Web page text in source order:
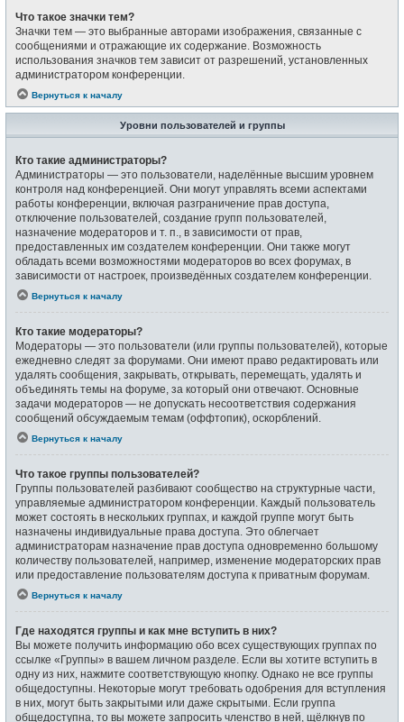
Что такое значки тем?
Значки тем — это выбранные авторами изображения, связанные с
сообщениями и отражающие их содержание. Возможность
использования значков тем зависит от разрешений, установленных
администратором конференции.
Вернуться к началу
Уровни пользователей и группы
Кто такие администраторы?
Администраторы — это пользователи, наделённые высшим уровнем
контроля над конференцией. Они могут управлять всеми аспектами
работы конференции, включая разграничение прав доступа,
отключение пользователей, создание групп пользователей,
назначение модераторов и т. п., в зависимости от прав,
предоставленных им создателем конференции. Они также могут
обладать всеми возможностями модераторов во всех форумах, в
зависимости от настроек, произведённых создателем конференции.
Вернуться к началу
Кто такие модераторы?
Модераторы — это пользователи (или группы пользователей), которые
ежедневно следят за форумами. Они имеют право редактировать или
удалять сообщения, закрывать, открывать, перемещать, удалять и
объединять темы на форуме, за который они отвечают. Основные
задачи модераторов — не допускать несоответствия содержания
сообщений обсуждаемым темам (оффтопик), оскорблений.
Вернуться к началу
Что такое группы пользователей?
Группы пользователей разбивают сообщество на структурные части,
управляемые администратором конференции. Каждый пользователь
может состоять в нескольких группах, и каждой группе могут быть
назначены индивидуальные права доступа. Это облегчает
администраторам назначение прав доступа одновременно большому
количеству пользователей, например, изменение модераторских прав
или предоставление пользователям доступа к приватным форумам.
Вернуться к началу
Где находятся группы и как мне вступить в них?
Вы можете получить информацию обо всех существующих группах по
ссылке «Группы» в вашем личном разделе. Если вы хотите вступить в
одну из них, нажмите соответствующую кнопку. Однако не все группы
общедоступны. Некоторые могут требовать одобрения для вступления
в них, могут быть закрытыми или даже скрытыми. Если группа
общедоступна, то вы можете запросить членство в ней, щёлкнув по